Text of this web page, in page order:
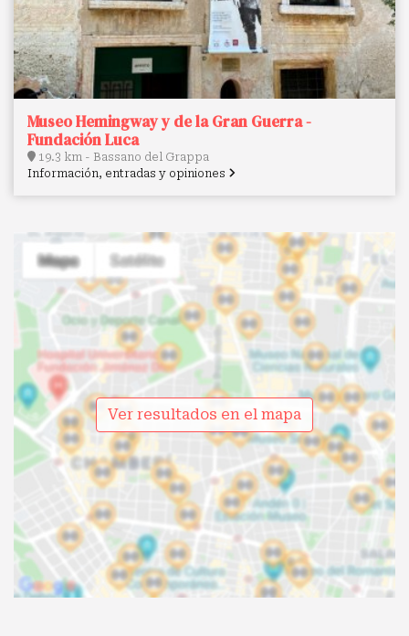
Museo Hemingway y de la Gran Guerra -
Fundación Luca
19.3 km - Bassano del Grappa
Información, entradas y opiniones
Ver resultados en el mapa